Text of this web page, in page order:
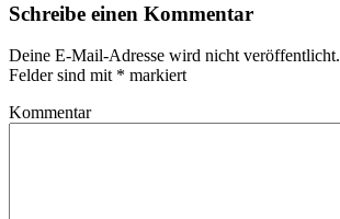
neuem
Fenster
Schreibe einen Kommentar
Deine E-Mail-Adresse wird nicht veröffentlicht.
Felder sind mit * markiert
Kommentar